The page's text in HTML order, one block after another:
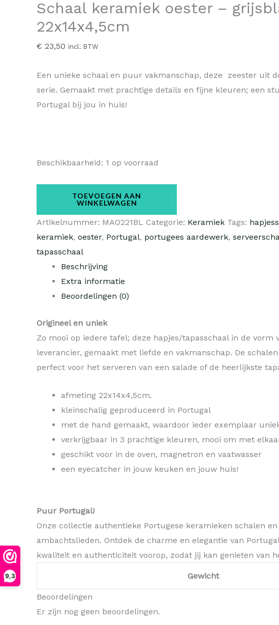
9,3
Schaal keramiek oester –
22x14x4,5cm
€ 23,50 incl. BTW
Een unieke schaal en puur vakmanschap, deze zeester uit
serie. Gemaakt met prachtige details en fijne kleuren; een
Portugal bij jou in huis!
Beschikbaarheid: 1 op voorraad
TOEVOEGEN AAN
WINKELWAGEN
Artikelnummer: MAO221BL Categorie: Keramiek Tags:
keramiek, oester, Portugal, portugees aardewerk,
tapasschaal
Beschrijving
Extra informatie
Beoordelingen (0)
Origineel en uniek
Zo mooi op iedere tafel; deze hapjes/tapasschaal in de
leverancier, gemaakt met liefde en vakmanschap. De
perfect voor het serveren van een salade of de heerlijkste
afmeting 22x14x4,5cm.
kleinschalig geproduceerd in Portugal
met de hand gemaakt, waardoor ieder exemplaar
verkrijgbaar in 3 prachtige kleuren, mooi om met
geschikt voor in de oven, magnetron en vaatwasser
een eyecatcher in jouw keuken en jouw huis!
Puur Portugal!
Onze collectie authentieke Portugese keramieken schalen
ambachtslieden. Ontdek de charme en elegantie van
kwaliteit en authenticiteit voorop, zodat jij kan genieten van
Gewicht
Beoordelingen
Er zijn nog geen beoordelingen.